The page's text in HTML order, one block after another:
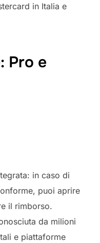
in Italia e
Pro e
in caso di
puoi aprire
il rimborso.
da milioni
e piattaforme